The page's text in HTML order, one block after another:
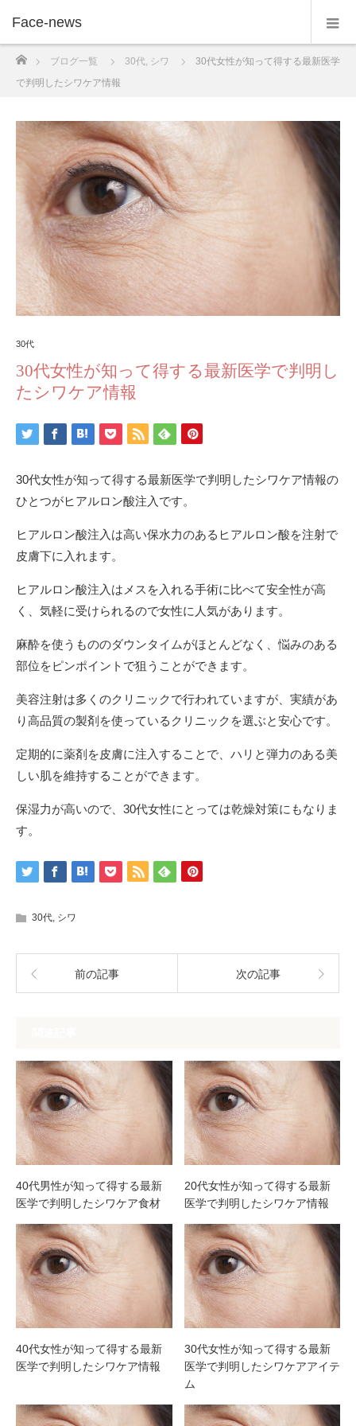
Face-news
ブログ一覧 30代, シワ
30代女性が知って得する最新医学
で判明したシワケア情報
30代
30代女性が知って得する最新医学で判明し
たシワケア情報
30代女性が知って得する最新医学で判明したシワケア情報の
ひとつがヒアルロン酸注入です。
ヒアルロン酸注入は高い保水力のあるヒアルロン酸を注射で
皮膚下に入れます。
ヒアルロン酸注入はメスを入れる手術に比べて安全性が高
く、気軽に受けられるので女性に人気があります。
麻酔を使うもののダウンタイムがほとんどなく、悩みのある
部位をピンポイントで狙うことができます。
美容注射は多くのクリニックで行われていますが、実績があ
り高品質の製剤を使っているクリニックを選ぶと安心です。
定期的に薬剤を皮膚に注入することで、ハリと弾力のある美
しい肌を維持することができます。
保湿力が高いので、30代女性にとっては乾燥対策にもなりま
す。
30代 シワ
前の記事 次の記事
40代男性が知って得する最新
医学で判明したシワケア食材
20代女性が知って得する最新
医学で判明したシワケア情報
40代女性が知って得する最新
医学で判明したシワケア情報
30代女性が知って得する最新
医学で判明したシワケアアイテ
ム